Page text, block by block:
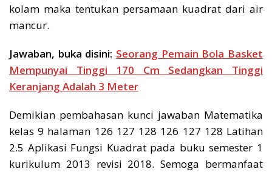
kolam maka tentukan persamaan kuadrat dari air
mancur.
Jawaban, buka disini: Seorang Pemain Bola Basket
Mempunyai Tinggi 170 Cm Sedangkan Tinggi
Keranjang Adalah 3 Meter
Demikian pembahasan kunci jawaban Matematika
kelas 9 halaman 126 127 128 126 127 128 Latihan
2.5 Aplikasi Fungsi Kuadrat pada buku semester 1
kurikulum 2013 revisi 2018. Semoga bermanfaat